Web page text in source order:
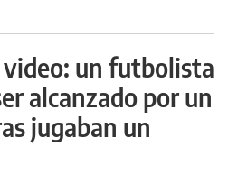
un futbolista
alcanzado por un
jugaban un